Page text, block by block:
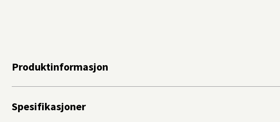
Produktinformasjon
Spesifikasjoner